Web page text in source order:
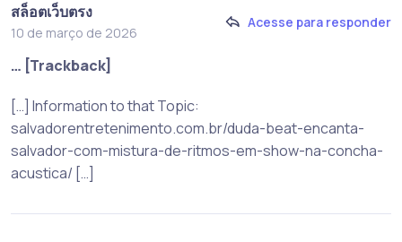
สล็อตเว็บตรง
10 de março de 2026
Acesse para responder
… [Trackback]
[…] Information to that Topic:
salvadorentretenimento.com.br/duda-beat-encanta-
salvador-com-mistura-de-ritmos-em-show-na-concha-
acustica/ […]